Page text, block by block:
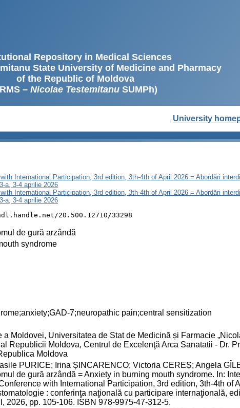
Repository in Medical Sciences
State University of Medicine and Pharmacy
of the Republic of Moldova
– Nicolae TestemitanuSUMPh)
University
International Participation, 3rd edition, 3th-4th of April 2026 = Abordări
a, 3-4 aprilie 2026
International Participation, 3rd edition, 3th-4th of April 2026 = Abordări
a, 3-4 aprilie 2026
20.500.12710/33298
de gură arzândă
syndrome
7;neuropathic pain;central sensitization
Moldovei, Universitatea de Stat de Medicină și Farmacie
Republicii Moldova, Centrul de Excelenţă Arca Sanatatii - Dr.
Moldova
PURICE; Irina ȘINCARENCO; Victoria CEREȘ; Angela
de gură arzândă = Anxiety in burning mouth syndrome. In:
with International Participation, 3rd edition, 3th-4th of
: conferinţa naţională cu participare internaţională,
2026, pp. 105-106. ISBN 978-9975-47-312-5.